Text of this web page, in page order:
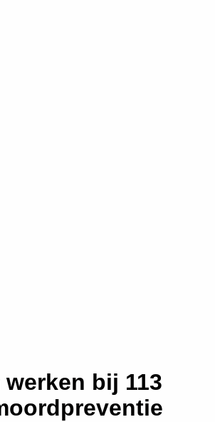
werken bij 113